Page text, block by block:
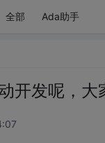
全部 Ada助手
开发呢，大